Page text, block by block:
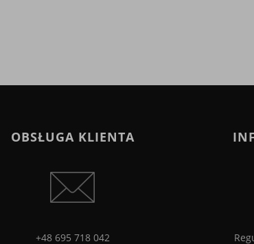
OBSŁUGA KLIENTA
+48 695 718 042